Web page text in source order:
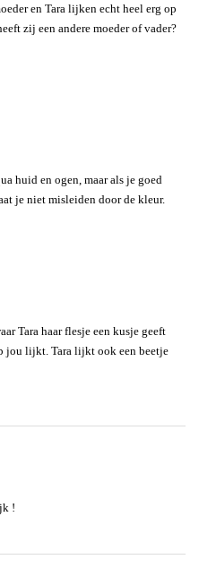
en Tara lijken echt heel erg op
zij een andere moeder of vader?
huid en ogen, maar als je goed
je niet misleiden door de kleur.
Tara haar flesje een kusje geeft
jou lijkt. Tara lijkt ook een beetje
!